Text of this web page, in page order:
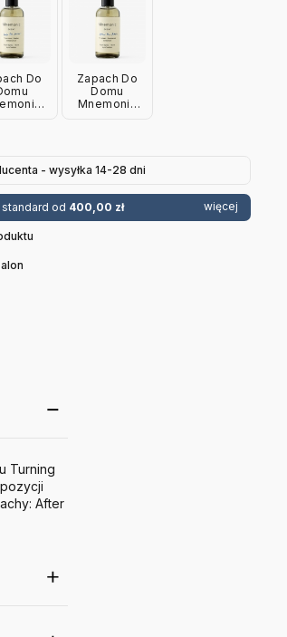
Do
Zapach Do
Domu
Mnemonic
- wysyłka 14-28 dni
od 400,00 zł więcej
Turning
After